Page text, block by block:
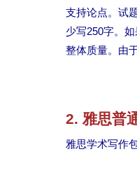
支持论点。试
少写250字。
整体质量。由
2. 雅思普
雅思学术写作